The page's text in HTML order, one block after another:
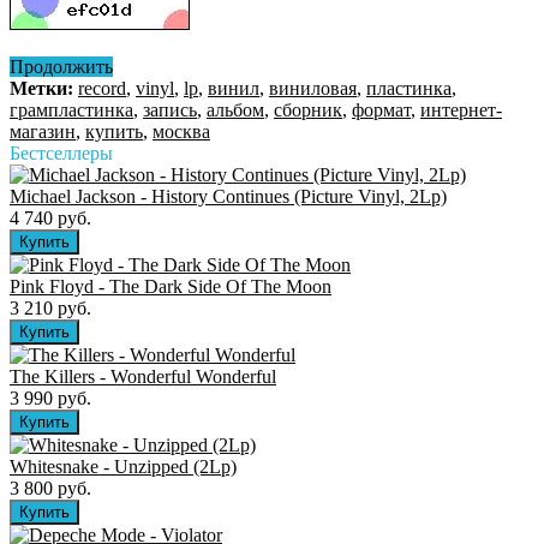
Продолжить
Метки: record, vinyl, lp, винил, виниловая, пластинка,
грампластинка, запись, альбом, сборник, формат, интернет-
магазин, купить, москва
Бестселлеры
Michael Jackson - History Continues (Picture Vinyl, 2Lp)
4 740 руб.
Pink Floyd - The Dark Side Of The Moon
3 210 руб.
The Killers ‎- Wonderful Wonderful
3 990 руб.
Whitesnake - Unzipped (2Lp)
3 800 руб.